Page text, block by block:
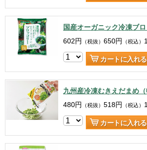
国産オーガニック冷凍ブ
602円 （税抜） 650円 （税込）
カートに入れる
九州産冷凍むきえだまめ（
480円 （税抜） 518円 （税込）
カートに入れる